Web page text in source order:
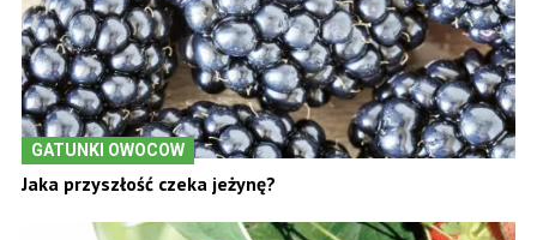
GATUNKI OWOCOW
Jaka przyszłość czeka jeżynę?